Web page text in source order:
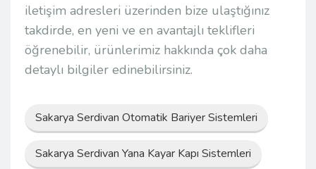
iletişim adresleri üzerinden bize ulaştığınız
takdirde, en yeni ve en avantajlı teklifleri
öğrenebilir, ürünlerimiz hakkında çok daha
detaylı bilgiler edinebilirsiniz.
Sakarya Serdivan Otomatik Bariyer Sistemleri
Sakarya Serdivan Yana Kayar Kapı Sistemleri